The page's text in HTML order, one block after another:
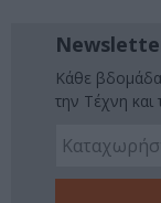
Κάθε βδομάδα
την Τέχνη και